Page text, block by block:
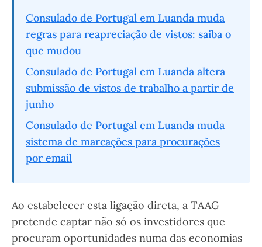
Consulado de Portugal em Luanda muda
regras para reapreciação de vistos: saiba o
que mudou
Consulado de Portugal em Luanda altera
submissão de vistos de trabalho a partir de
junho
Consulado de Portugal em Luanda muda
sistema de marcações para procurações
por email
Ao estabelecer esta ligação direta, a TAAG
pretende captar não só os investidores que
procuram oportunidades numa das economias